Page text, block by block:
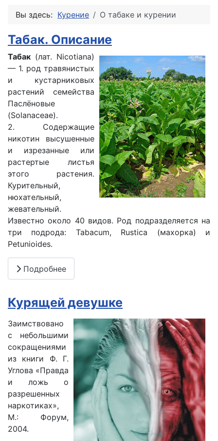
Вы здесь: Курение О табаке и курении
Табак. Описание
Табак (лат. Nicotiana)
— 1. род травянистых
и кустарниковых
растений семейства
Паслёновые
(Solanaceae).
2. Содержащие
никотин высушенные
и изрезанные или
растертые листья
этого растения.
Курительный,
нюхательный,
жевательный.
Известно около 40 видов. Род подразделяется на
три подрода: Tabacum, Rustica (махорка) и
Petunioides.
Подробнее
Курящей девушке
Заимствовано
с небольшими
сокращениями
из книги Ф. Г.
Углова «Правда
и ложь о
разрешенных
наркотиках»,
М.: Форум,
2004.